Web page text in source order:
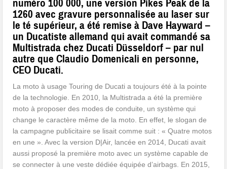
numéro 100 000, une version Pikes Peak de la
1260 avec gravure personnalisée au laser sur
le té supérieur, a été remise à Dave Hayward –
un Ducatiste allemand qui avait commandé sa
Multistrada chez Ducati Düsseldorf – par nul
autre que Claudio Domenicali en personne,
CEO Ducati.
La moto à usage Touring de Ducati a toujours été à la pointe
de la technologie. En 2010, la Multistrada a été la première
moto à proposer des modes de conduite, un système qui
change le caractère même de la moto. En effet, le slogan de
la campagne publicitaire se lisait comme suit : « Quatre motos
en une ». Avec la version D|Air, lancée en 2014, Ducati avait
aussi proposé la première moto avec un système capable de
se connecter à une veste dédiée équipée d’airbags. En 2015,